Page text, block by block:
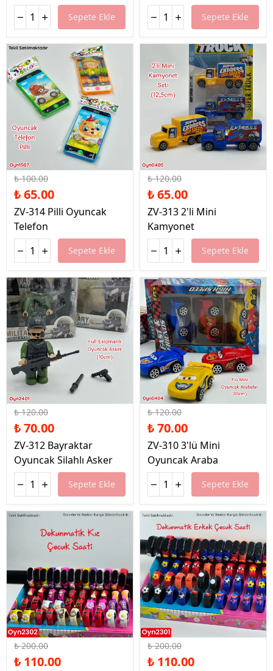
Sepete Ekle Sepete Ekle
%35 İndirim
₺ 100.00
₺ 65.00
ZV-314 Pilli Oyuncak
Telefon
Sepete Ekle
%46 İndirim
₺ 120.00
₺ 65.00
ZV-313 2'li Mini
Kamyonet
Sepete Ekle
%42 İndirim
₺ 120.00
₺ 70.00
ZV-312 Bayraktar
Oyuncak Silahlı Asker
Sepete Ekle
%42 İndirim
₺ 120.00
₺ 70.00
ZV-310 3'lü Mini
Oyuncak Araba
Sepete Ekle
%45 İndirim
₺ 200.00
₺ 110.00
%45 İndirim
₺ 200.00
₺ 110.00